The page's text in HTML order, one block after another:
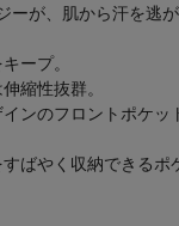
ーが、肌から汗を逃
ープ。
縮性抜群。
ンのフロントポケッ
ばやく収納できるポ